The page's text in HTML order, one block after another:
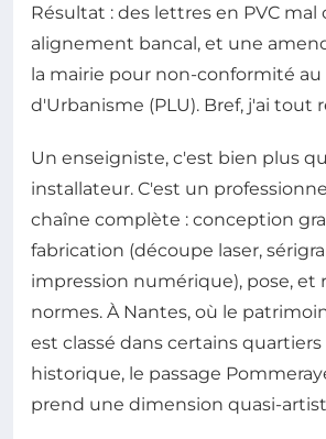
Résultat : des lettres en PVC mal
alignement bancal, et une
la mairie pour non-conformité au
d'Urbanisme (PLU). Bref, j'ai tout
Un enseigniste, c'est bien plus
installateur. C'est un
chaîne complète : conception
fabrication (découpe laser,
impression numérique), pose, et
normes. À Nantes, où le
est classé dans certains
historique, le passage
prend une dimension quasi-